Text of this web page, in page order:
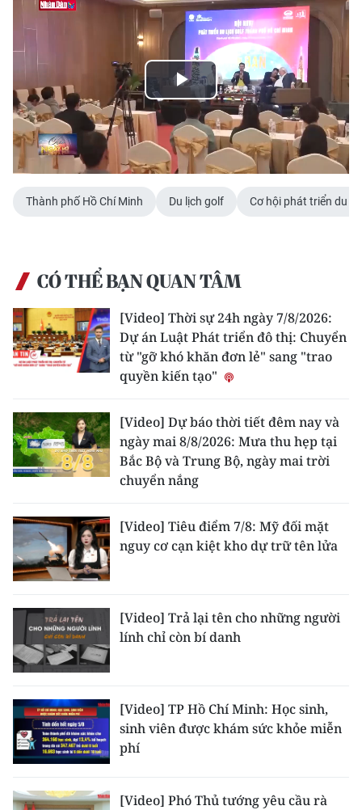
THỂ THAO
GIÁO DỤC
Y TẾ
KHOA HỌC - CÔNG NGHỆ
MÔI TRƯỜNG
BẠN ĐỌC
TRI THỨC CHUYÊN SÂU
54 DÂN TỘC VIỆT NAM
CHƯƠNG TRÌNH OCOP - MỖI XÃ
MỘT SẢN PHẨM
RADIO
MEDIA CENTER
Video
Media Chính trị
Media Kinh tế
Media Văn hóa
Media Pháp luật
Media Du lịch
Media Thế giới
Play
Video
Thành phố Hồ Chí Minh Du lịch golf Cơ hội phát triển du
CÓ THỂ BẠN QUAN TÂM
[Video] Thời sự 24h ngày 7/8/2026:
Dự án Luật Phát triển đô thị: Chuyển
từ "gỡ khó khăn đơn lẻ" sang "trao
quyền kiến tạo"
[Video] Dự báo thời tiết đêm nay và
ngày mai 8/8/2026: Mưa thu hẹp tại
Bắc Bộ và Trung Bộ, ngày mai trời
chuyển nắng
[Video] Tiêu điểm 7/8: Mỹ đối mặt
nguy cơ cạn kiệt kho dự trữ tên lửa
[Video] Trả lại tên cho những người
lính chỉ còn bí danh
[Video] TP Hồ Chí Minh: Học sinh,
sinh viên được khám sức khỏe miễn
phí
[Video] Phó Thủ tướng yêu cầu rà